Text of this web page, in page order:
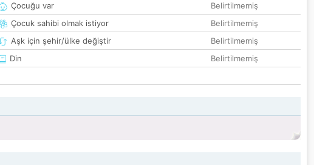
Çocuğu var
Belirtilmemiş
Çocuk sahibi olmak istiyor
Belirtilmemiş
Aşk için şehir/ülke değiştir
Belirtilmemiş
Din
Belirtilmemiş